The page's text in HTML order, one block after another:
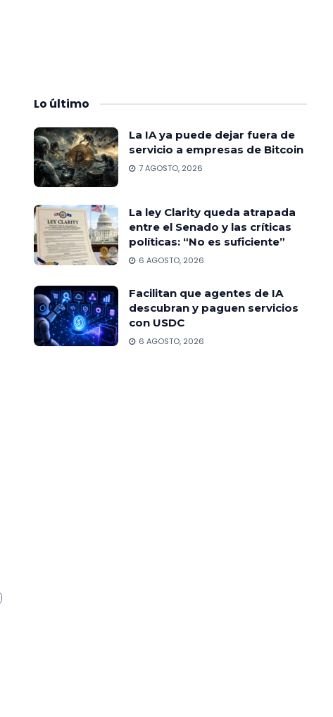
Lo último
La IA ya puede dejar fuera de
servicio a empresas de Bitcoin
7 AGOSTO, 2026
La ley Clarity queda atrapada
entre el Senado y las críticas
políticas: “No es suficiente”
6 AGOSTO, 2026
Facilitan que agentes de IA
descubran y paguen servicios
con USDC
6 AGOSTO, 2026